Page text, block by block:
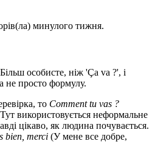
минулого тижня.
особисте, ніж 'Ça va ?', і
не просто формулу.
то Comment tu vas ?
використовується неформальне
цікаво, як людина почувається.
bien, merci (У мене все добре,